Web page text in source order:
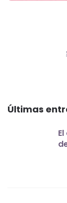
Últimas